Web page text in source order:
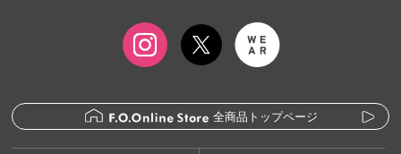
全商品トップページ